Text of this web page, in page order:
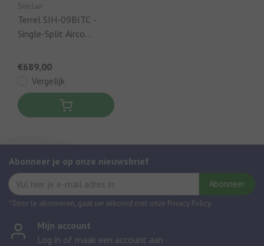
Sinclair
Terrel SIH-09BITC -
Single-Split Airco
Ingebouwde WIFI
€689,00
Vergelijk
Abonneer je op onze nieuwsbrief
Abonneer
* Door te abonneren, gaat uw akkoord met onze Privacy Policy.
Mijn account
Log in of maak een account aan